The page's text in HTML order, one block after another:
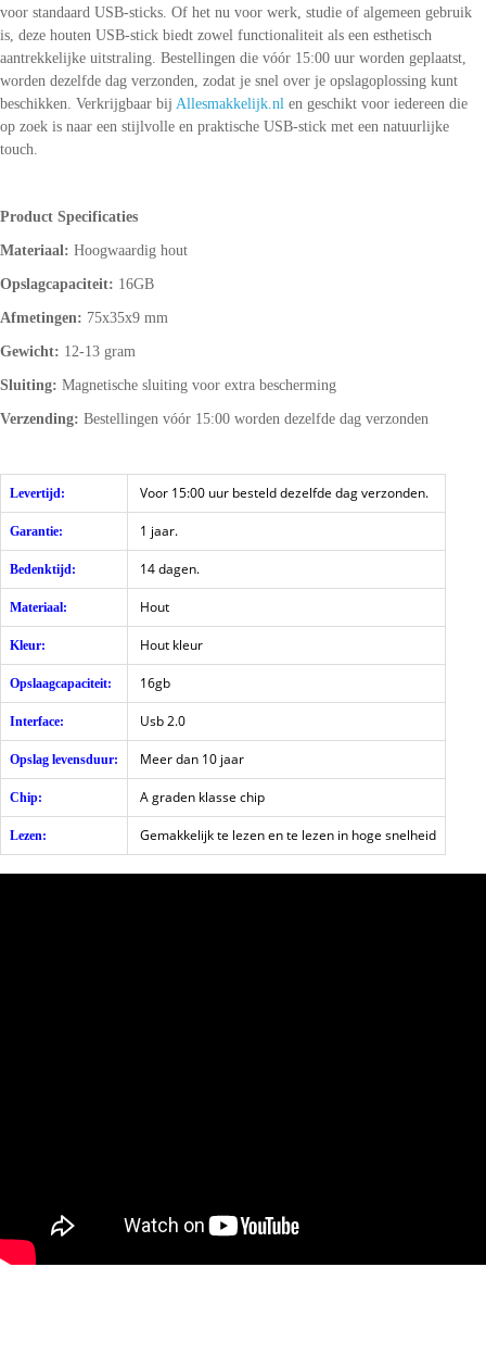
voor standaard USB-sticks. Of het nu voor werk, studie of algemeen gebruik
is, deze houten USB-stick biedt zowel functionaliteit als een esthetisch
aantrekkelijke uitstraling. Bestellingen die vóór 15:00 uur worden geplaatst,
worden dezelfde dag verzonden, zodat je snel over je opslagoplossing kunt
beschikken. Verkrijgbaar bij Allesmakkelijk.nl en geschikt voor iedereen die
op zoek is naar een stijlvolle en praktische USB-stick met een natuurlijke
touch.
Product Specificaties
Materiaal: Hoogwaardig hout
Opslagcapaciteit: 16GB
Afmetingen: 75x35x9 mm
Gewicht: 12-13 gram
Sluiting: Magnetische sluiting voor extra bescherming
Verzending: Bestellingen vóór 15:00 worden dezelfde dag verzonden
Levertijd: Voor 15:00 uur besteld dezelfde dag verzonden.
Garantie: 1 jaar.
Bedenktijd: 14 dagen.
Materiaal: Hout
Kleur: Hout kleur
Opslaagcapaciteit: 16gb
Interface: Usb 2.0
Opslag levensduur: Meer dan 10 jaar
Chip: A graden klasse chip
Lezen: Gemakkelijk te lezen en te lezen in hoge snelheid